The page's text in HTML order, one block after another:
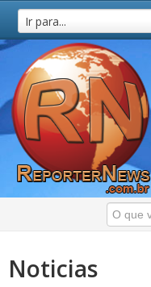
Ir para...
Noticias